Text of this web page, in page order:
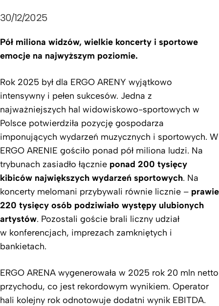
30/12/2025
Pół miliona widzów, wielkie koncerty i sportowe
emocje na najwyższym poziomie.
Rok 2025 był dla ERGO ARENY wyjątkowo
intensywny i pełen sukcesów. Jedna z
najważniejszych hal widowiskowo-sportowych w
Polsce potwierdziła pozycję gospodarza
imponujących wydarzeń muzycznych i sportowych. W
ERGO ARENIE gościło ponad pół miliona ludzi. Na
trybunach zasiadło łącznie ponad 200 tysięcy
kibiców największych wydarzeń sportowych. Na
koncerty melomani przybywali równie licznie – prawie
220 tysięcy osób podziwiało występy ulubionych
artystów. Pozostali goście brali liczny udział
w konferencjach, imprezach zamkniętych i
bankietach.
ERGO ARENA wygenerowała w 2025 rok 20 mln netto
przychodu, co jest rekordowym wynikiem. Operator
hali kolejny rok odnotowuje dodatni wynik EBITDA.